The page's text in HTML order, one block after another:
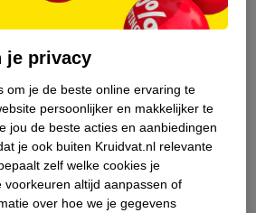
specialist in
je
is, stel hem aan
je privacy
om je de beste online ervaring te
persoonlijker en makkelijker te
jou de beste acties en aanbiedingen
je ook buiten Kruidvat.nl relevante
zelf welke cookies je
voorkeuren altijd aanpassen of
over hoe we je gegevens